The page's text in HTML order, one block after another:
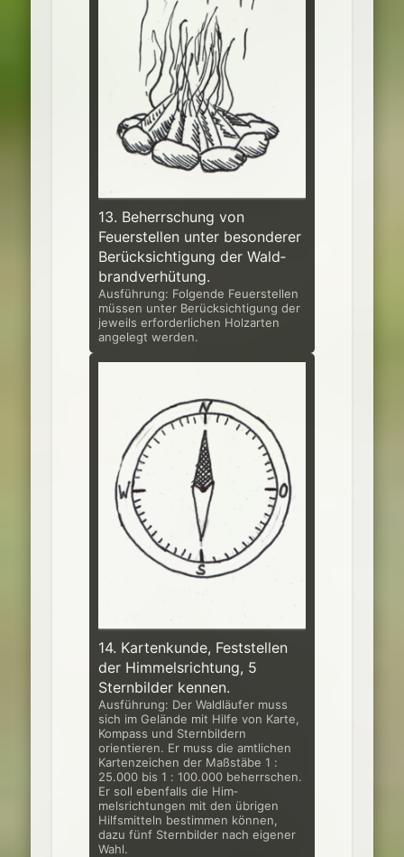
13. Beherrschung von
Feuerstellen unter besonderer
Berücksichtigung der Wald­
brandverhütung.
Ausführung: Folgende Feuerstellen
müssen unter Berücksichtigung der
jeweils erforderlichen Holzarten
angelegt werden.
14. Kartenkunde, Feststellen
der Himmelsrichtung, 5
Sternbilder kennen.
Ausführung: Der Waldläufer muss
sich im Gelände mit Hilfe von Karte,
Kom­pass und Sternbildern
orientieren. Er muss die amtlichen
Kartenzeichen der Maßstäbe 1 :
25.000 bis 1 : 100.000 beherrschen.
Er soll ebenfalls die Him­
melsrichtungen mit den übrigen
Hilfsmitteln bestimmen können,
dazu fünf Sternbilder nach eigener
Wahl.